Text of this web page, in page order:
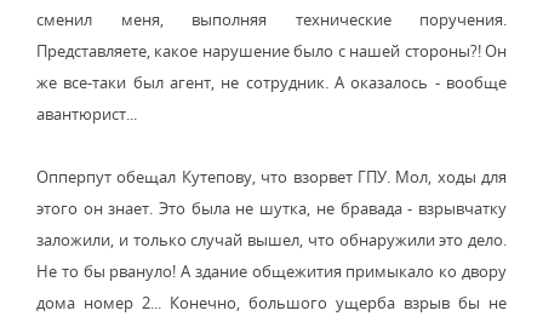
сменил меня, выполняя технические поручения.
Представляете, какое нарушение было с нашей стороны?! Он
же все-таки был агент, не сотрудник. А оказалось - вообще
авантюрист...
Опперпут обещал Кутепову, что взорвет ГПУ. Мол, ходы для
этого он знает. Это была не шутка, не бравада - взрывчатку
заложили, и только случай вышел, что обнаружили это дело.
Не то бы рвануло! А здание общежития примыкало ко двору
дома номер 2... Конечно, большого ущерба взрыв бы не